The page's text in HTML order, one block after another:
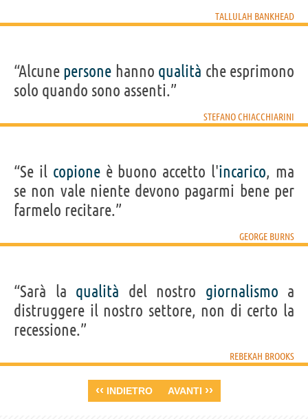
TALLULAH BANKHEAD
“Alcune persone hanno qualità che esprimono
solo quando sono assenti.”
STEFANO CHIACCHIARINI
“Se il copioneè buono accetto l'incarico, ma
se non vale niente devono pagarmi bene per
farmelo recitare.”
GEORGE BURNS
“Sarà la qualità del nostro giornalismo a
distruggere il nostro settore, non di certo la
recessione.”
REBEKAH BROOKS
‹‹ INDIETRO AVANTI ››